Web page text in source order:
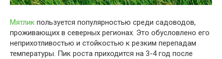
Мятлик пользуется популярностью среди садоводов,
проживающих в северных регионах. Это обусловлено его
неприхотливостью и стойкостью к резким перепадам
температуры. Пик роста приходится на 3-4 год после